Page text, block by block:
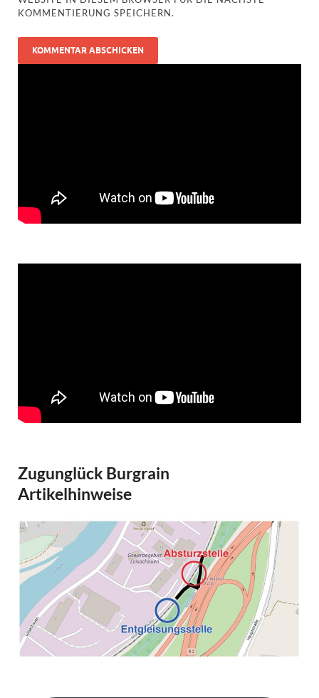
KOMMENTIERUNG SPEICHERN.
Zugunglück Burgrain
Artikelhinweise